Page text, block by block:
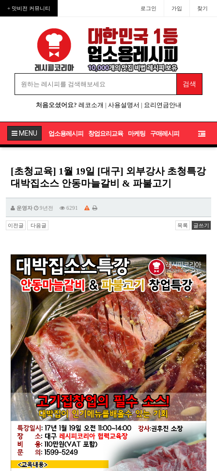
+ 맛비전 커뮤니티 로그인 가입 찾기
처음오셨어요? 레코소개 | 사용설명서 | 요리연금안내
MENU 업소용레시피 창업요리교육 마케팅 구매레시피
[초청교육] 1월 19일 [대구] 외부강사 초청특강
대박집소스 안동마늘갈비 & 파불고기
운영자 9년전 6291
이전글 다음글 목록 글쓰기